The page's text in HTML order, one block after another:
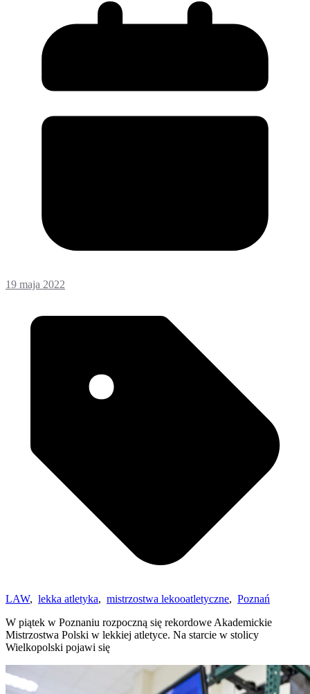
19 maja 2022
LAW, lekka atletyka, mistrzostwa lekooatletyczne, Poznań
W piątek w Poznaniu rozpoczną się rekordowe Akademickie
Mistrzostwa Polski w lekkiej atletyce. Na starcie w stolicy
Wielkopolski pojawi się